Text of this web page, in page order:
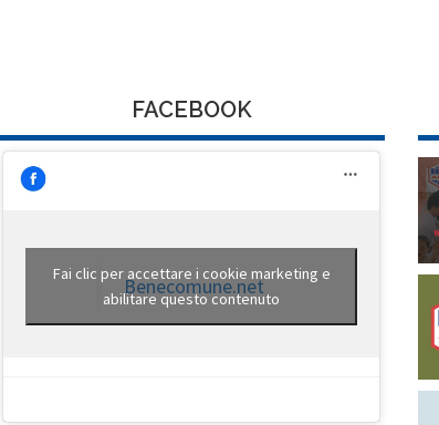
FACEBOOK
Benecomune.net
Fai clic per accettare i cookie marketing e
abilitare questo contenuto